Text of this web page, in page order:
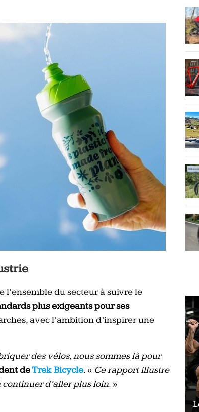
l’ensemble du secteur à suivre le
plus exigeants pour ses
avec l’ambition d’inspirer une
des vélos, nous sommes là pour
deTrek Bicycle. « Ce rapport illustre
d’aller plus loin. »